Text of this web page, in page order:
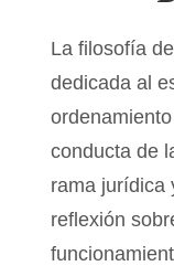
La filosofía
dedicada al
conducta de
rama jurídica
reflexión